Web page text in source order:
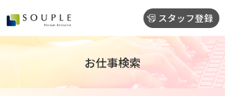
スタッフ登録
お仕事検索